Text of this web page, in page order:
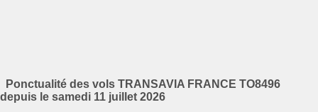
Ponctualité des vols TRANSAVIA FRANCE TO8496
depuis le samedi 11 juillet 2026